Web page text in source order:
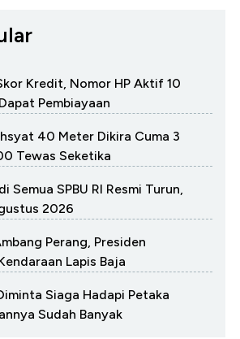
Kredit, Nomor HP Aktif 10
Pembiayaan
40 Meter Dikira Cuma 3
Tewas Seketika
Semua SPBU RI Resmi Turun,
2026
Perang, Presiden
Lapis Baja
Siaga Hadapi Petaka
Sudah Banyak